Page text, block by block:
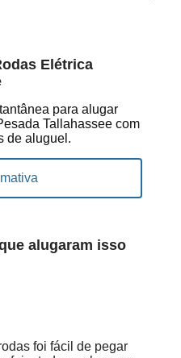
Elétrica
para alugar
Tallahassee com
de aluguel.
alugaram isso
foi fácil de pegar